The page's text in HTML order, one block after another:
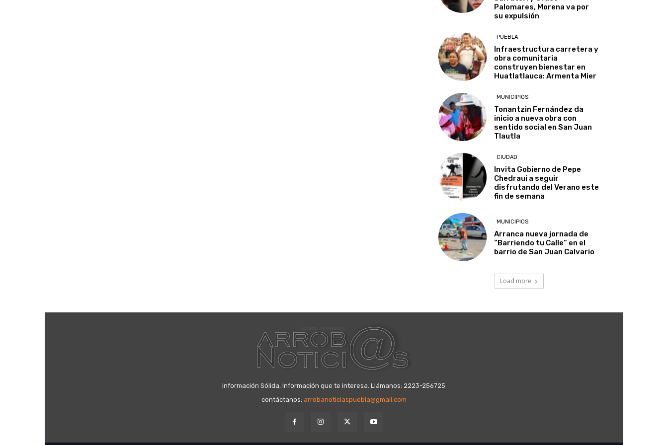
Palomares, Morena va por
su expulsión
PUEBLA
Infraestructura carretera y
obra comunitaria
construyen bienestar en
Huatlatlauca: Armenta Mier
MUNICIPIOS
Tonantzin Fernández da
inicio a nueva obra con
sentido social en San Juan
Tlautla
CIUDAD
Invita Gobierno de Pepe
Chedraui a seguir
disfrutando del Verano este
fin de semana
MUNICIPIOS
Arranca nueva jornada de
“Barriendo tu Calle” en el
barrio de San Juan Calvario
Load more
información Sólida, Información que te interesa. Llámanos: 2223-256725
contáctanos: arrobanoticiaspuebla@gmail.com